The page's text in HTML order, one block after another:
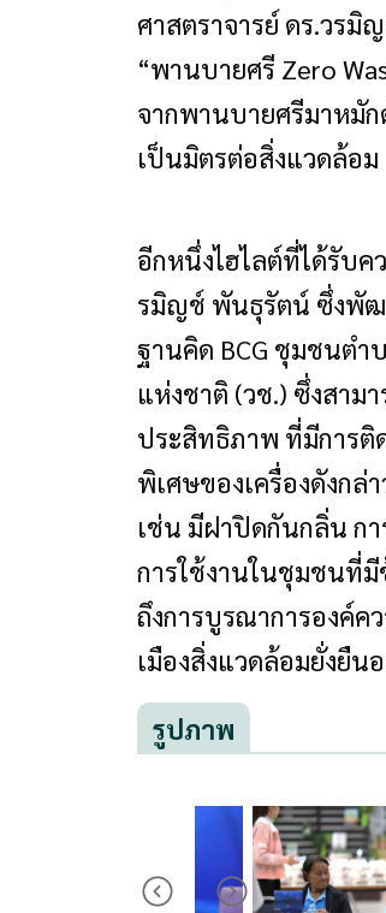
ศาสตราจารย์ ดร.วร
“พานบายศรี Zero
จากพานบายศรีมาหมั
เป็นมิตรต่อสิ่งแวดล้อม
อีกหนึ่งไฮไลต์ที่ได้รับค
รมิญช์ พันธุรัตน์ ซึ่งพัฒ
ฐานคิด BCG ชุมชนต
แห่งชาติ (วช.) ซึ่งสาม
ประสิทธิภาพ ที่มีการติ
พิเศษของเครื่องดังกล่
เช่น มีฝาปิดกันกลิ่น ก
การใช้งานในชุมชนที่
ถึงการบูรณาการองค์
เมืองสิ่งแวดล้อมยั่งยืน
รูปภาพ